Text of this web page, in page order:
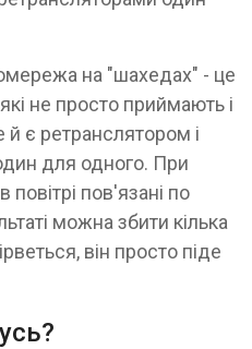
на "шахедах" - це
не просто приймають і
є ретранслятором і
для одного. При
повітрі пов'язані по
можна збити кілька
він просто піде